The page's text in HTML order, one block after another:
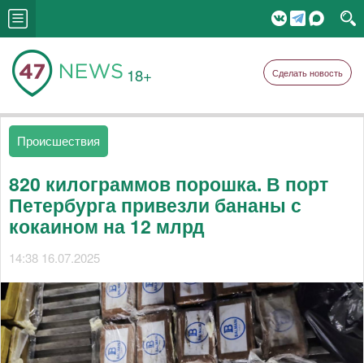
18+ Сделать новость
Происшествия
820 килограммов порошка. В порт
Петербурга привезли бананы с
кокаином на 12 млрд
14:38 16.07.2025